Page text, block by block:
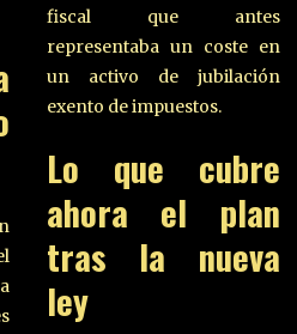
fiscal que antes
representaba un coste en
un activo de jubilación
exento de impuestos.
Lo que cubre
ahora el plan
tras la nueva
ley